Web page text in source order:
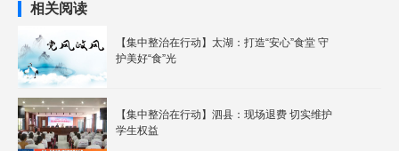
相关阅读
【集中整治在行动】太湖：打造“安心”食堂 守
护美好“食”光
【集中整治在行动】泗县：现场退费 切实维护
学生权益